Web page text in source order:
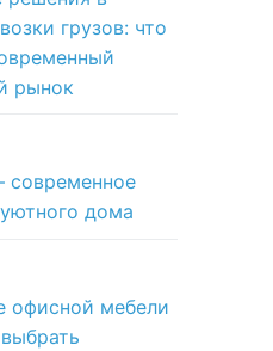
грузов: что
рынок
современное
дома
офисной мебели